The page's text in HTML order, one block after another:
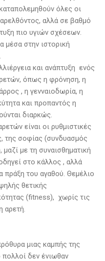
όλες οι
αλλά σε βαθμό
πιο υγιών σχέσεων.
μέσα στην ιστορική
και ανάπτυξη ενός
όπως η φρόνηση, η
, η γενναιοδωρία, η
και προπαντός η
διαρκώς.
είναι οι ρυθμιστικές
της σοφίας (συνδυασμός
με τη συναισθηματική
στο κάλλος , αλλά
πράξη του αγαθού. Θεμέλιο
θετικής
(fitness), χωρίς τις
αρετή.
μιας καμπής της
δεν ένιωθαν